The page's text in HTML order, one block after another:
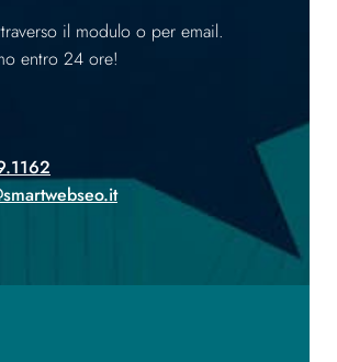
il modulo o per email.
entro 24 ore!